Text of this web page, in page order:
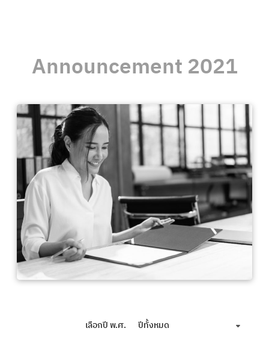
Announcement 2021
เลือกปี พ.ศ. ปีทั้งหมด